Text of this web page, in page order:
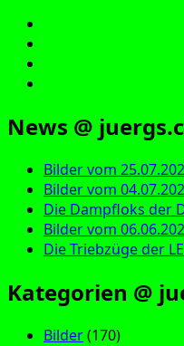
News @
Bilder vom
Bilder vom
Die Dampfloks der
Bilder vom
Die Triebzüge der
Kategorien @
Bilder(170)